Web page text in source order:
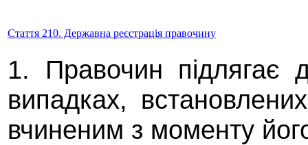
Стаття 210. Державна реєстрація правочину
1. Правочин підлягає
випадках,
вчиненим з моменту